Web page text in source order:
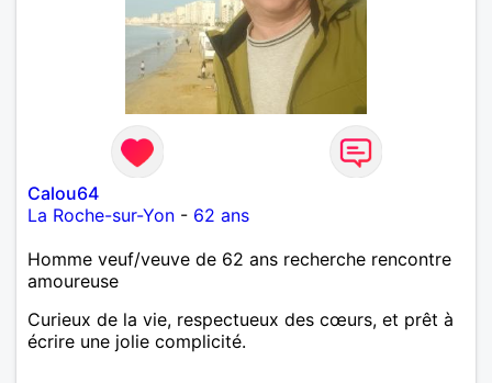
Calou64
La Roche-sur-Yon - 62 ans
Homme veuf/veuve de 62 ans recherche rencontre
amoureuse
Curieux de la vie, respectueux des cœurs, et prêt à
écrire une jolie complicité.